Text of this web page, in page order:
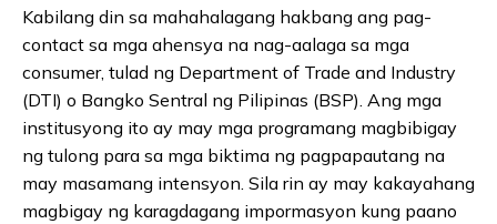
Kabilang din sa mahahalagang hakbang ang pag-
contact sa mga ahensya na nag-aalaga sa mga
consumer, tulad ng Department of Trade and Industry
(DTI) o Bangko Sentral ng Pilipinas (BSP). Ang mga
institusyong ito ay may mga programang magbibigay
ng tulong para sa mga biktima ng pagpapautang na
may masamang intensyon. Sila rin ay may kakayahang
magbigay ng karagdagang impormasyon kung paano